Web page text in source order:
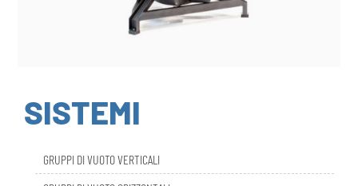
SISTEMI
GRUPPI DI VUOTO ORIZZONTALI